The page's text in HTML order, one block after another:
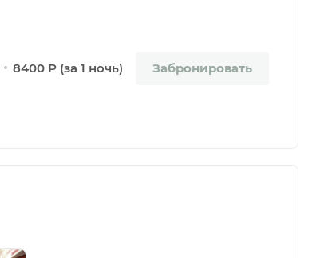
8400 Р (за 1 ночь) Забронировать